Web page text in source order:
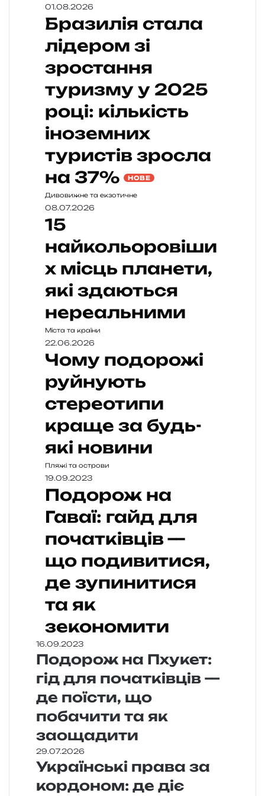
01.08.2026
Бразилія стала
лідером зі
зростання
туризму у 2025
році: кількість
іноземних
туристів зросла
на 37%
НОВЕ
Дивовижне та екзотичне
08.07.2026
15
найкольоровіши
х місць планети,
які здаються
нереальними
Міста та країни
22.06.2026
Чому подорожі
руйнують
стереотипи
краще за будь-
які новини
Пляжі та острови
19.09.2023
Подорож на
Гаваї: гайд для
початківців —
що подивитися,
де зупинитися
та як
зекономити
16.09.2023
Подорож на Пхукет:
гід для початківців —
де поїсти, що
побачити та як
заощадити
29.07.2026
Українські права за
кордоном: де діє